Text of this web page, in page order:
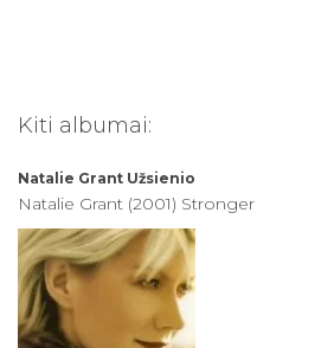
Kiti albumai:
Natalie Grant Užsienio
Natalie Grant (2001) Stronger